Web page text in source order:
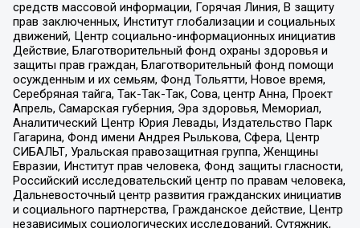
средств массовой информации, Горячая Линия, В защиту
прав заключенных, Институт глобализации и социальных
движений, Центр социально-информационных инициатив
Действие, Благотворительный фонд охраны здоровья и
защиты прав граждан, Благотворительный фонд помощи
осужденным и их семьям, Фонд Тольятти, Новое время,
Серебряная тайга, Так-Так-Так, Сова, центр Анна, Проект
Апрель, Самарская губерния, Эра здоровья, Мемориал,
Аналитический Центр Юрия Левады, Издательство Парк
Гагарина, Фонд имени Андрея Рылькова, Сфера, Центр
СИБАЛЬТ, Уральская правозащитная группа, Женщины
Евразии, Институт прав человека, Фонд защиты гласности,
Российский исследовательский центр по правам человека,
Дальневосточный центр развития гражданских инициатив
и социального партнерства, Гражданское действие, Центр
независимых социологических исследований, Сутяжник,